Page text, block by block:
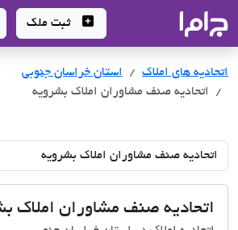
- سامانه جامع املاک و
ثبت ملک
اتحادیه های املاک اتحادیه های املاک
استان خراسان جنوبی
اتحادیه صنف مشاوران املاک بشرویه
اتحادیه صنف مشاوران املاک